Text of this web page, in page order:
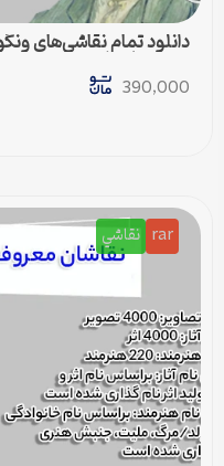
تصویر با کیفیت
390,000
rar نقاشي